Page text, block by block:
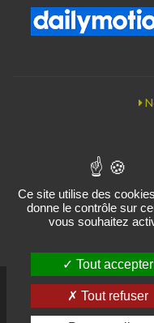
BUREAU D'ÉTUDES
DE LA
L'Iram inscrit son action
moins inégalitaire en faveur
compétences,
Iram, Institut de recherche et
- Paris+33 1 44 08
Ce site utilise des
donne le contrôle sur
vous souhaitez
Tout accepter
Tout refuser